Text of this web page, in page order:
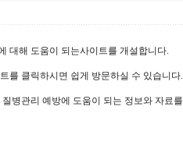
대해 도움이 되는사이트를 개설합니다.
를 클릭하시면 쉽게 방문하실 수 있습니다.
병관리 예방에 도움이 되는 정보와 자료를